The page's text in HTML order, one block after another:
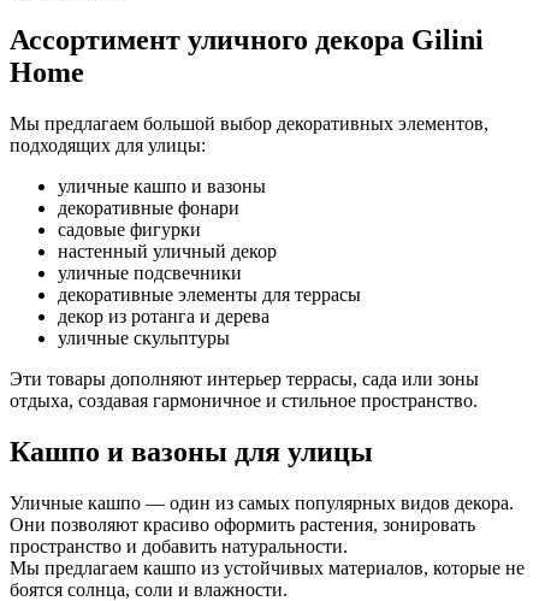
Ассортимент уличного декора Gilini
Home
Мы предлагаем большой выбор декоративных элементов,
подходящих для улицы:
уличные кашпо и вазоны
декоративные фонари
садовые фигурки
настенный уличный декор
уличные подсвечники
декоративные элементы для террасы
декор из ротанга и дерева
уличные скульптуры
Эти товары дополняют интерьер террасы, сада или зоны
отдыха, создавая гармоничное и стильное пространство.
Кашпо и вазоны для улицы
Уличные кашпо — один из самых популярных видов декора.
Они позволяют красиво оформить растения, зонировать
пространство и добавить натуральности.
Мы предлагаем кашпо из устойчивых материалов, которые не
боятся солнца, соли и влажности.